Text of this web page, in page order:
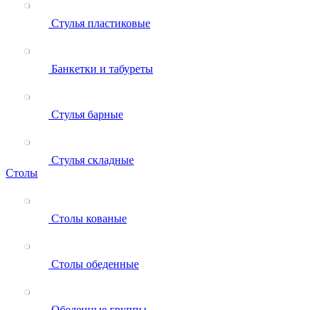
Стулья пластиковые
Банкетки и табуреты
Стулья барные
Стулья складные
Столы
Столы кованые
Столы обеденные